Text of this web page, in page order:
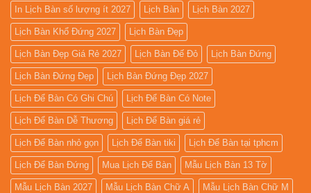
In Lịch Bàn số lượng ít 2027 Lịch Bàn Lịch Bàn 2027
Lịch Bàn Khổ Đứng 2027 Lịch Bàn Đẹp
Lịch Bàn Đẹp Giá Rẻ 2027 Lịch Bàn Đế Đỏ Lịch Bàn Đứng
Lịch Bàn Đứng Đẹp Lịch Bàn Đứng Đẹp 2027
Lịch Để Bàn Có Ghi Chú Lịch Để Bàn Có Note
Lịch Để Bàn Dễ Thương Lịch Để Bàn giá rẻ
Lịch Để Bàn nhỏ gọn Lịch Để Bàn tiki Lịch Để Bàn tại tphcm
Lịch Để Bàn Đứng Mua Lịch Để Bàn Mẫu Lịch Bàn 13 Tờ
Mẫu Lịch Bàn 2027 Mẫu Lịch Bàn Chữ A Mẫu Lịch Bàn Chữ M